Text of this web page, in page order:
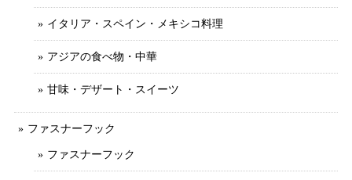
イタリア・スペイン・メキシコ料理
アジアの食べ物・中華
甘味・デザート・スイーツ
ファスナーフック
ファスナーフック